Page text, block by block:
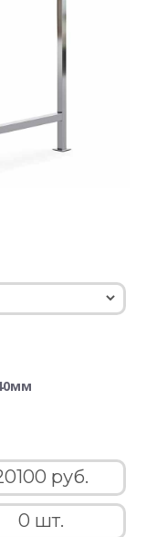
руб.
0 шт.